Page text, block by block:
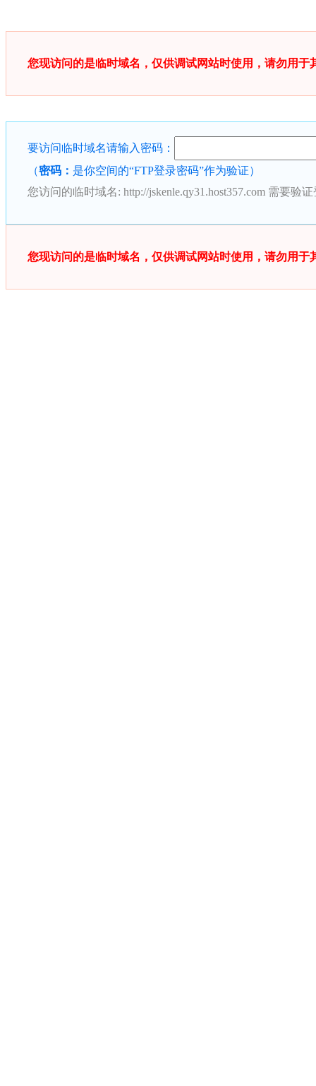
您现访问的是临时域名，仅供调试网站时使用，请勿用
要访问临时域名请输入密码：
（密码： 是你空间的“FTP登录密码”作为验证）
您访问的临时域名: http://jskenle.qy31.host357.com 需要验
您现访问的是临时域名，仅供调试网站时使用，请勿用